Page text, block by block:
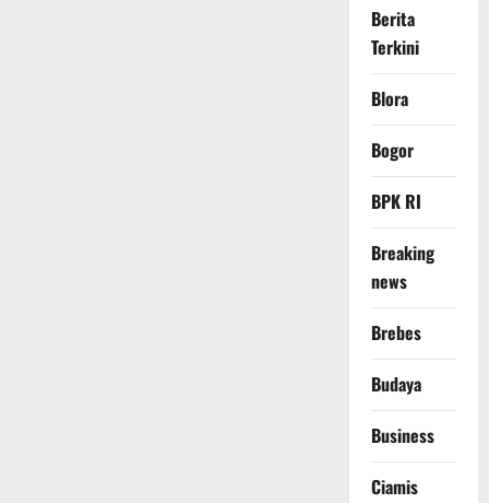
Berita
Terkini
Blora
Bogor
BPK RI
Breaking
news
Brebes
Budaya
Business
Ciamis